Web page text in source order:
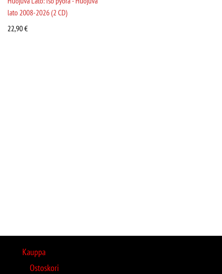
lato 2008-2026 (2 CD)
22,90€
Kauppa
Ostoskori